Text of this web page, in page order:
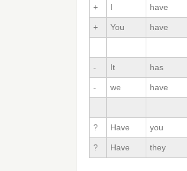
+ I have
+ You have
- It has
- we have
? Have you
? Have they